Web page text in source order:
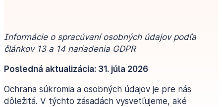
Informácie o spracúvaní osobných údajov podľa
článkov 13 a 14 nariadenia GDPR
Posledná aktualizácia: 31. júla 2026
Ochrana súkromia a osobných údajov je pre nás
dôležitá. V týchto zásadách vysvetľujeme, aké